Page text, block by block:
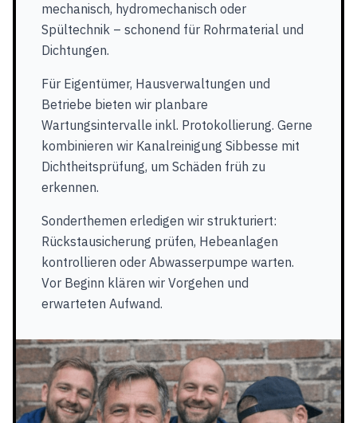
mechanisch, hydromechanisch oder
Spültechnik – schonend für Rohrmaterial und
Dichtungen.
Für Eigentümer, Hausverwaltungen und
Betriebe bieten wir planbare
Wartungsintervalle inkl. Protokollierung. Gerne
kombinieren wir Kanalreinigung Sibbesse mit
Dichtheitsprüfung, um Schäden früh zu
erkennen.
Sonderthemen erledigen wir strukturiert:
Rückstausicherung prüfen, Hebeanlagen
kontrollieren oder Abwasserpumpe warten.
Vor Beginn klären wir Vorgehen und
erwarteten Aufwand.